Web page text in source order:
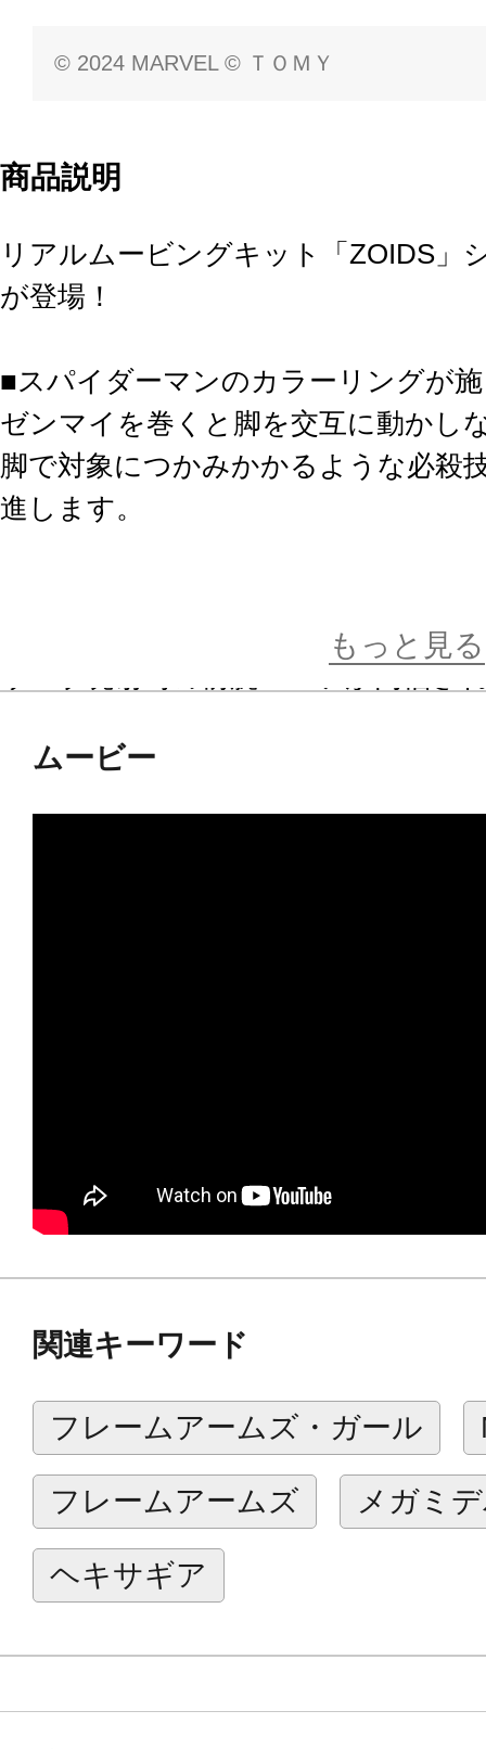
© 2024 MARVEL © ＴＯＭＹ
商品説明
リアルムービングキット「ZOIDS」
が登場！
■スパイダーマンのカラーリングが
ゼンマイを巻くと脚を交互に動かし
脚で対象につかみかかるような必殺
進します。
主要な関節が可動。様々なポージン
■専用のスタンドが付属！
もっと見る
ムービー
関連キーワード
フレームアームズ・ガール
フレームアームズ メガミ
ヘキサギア